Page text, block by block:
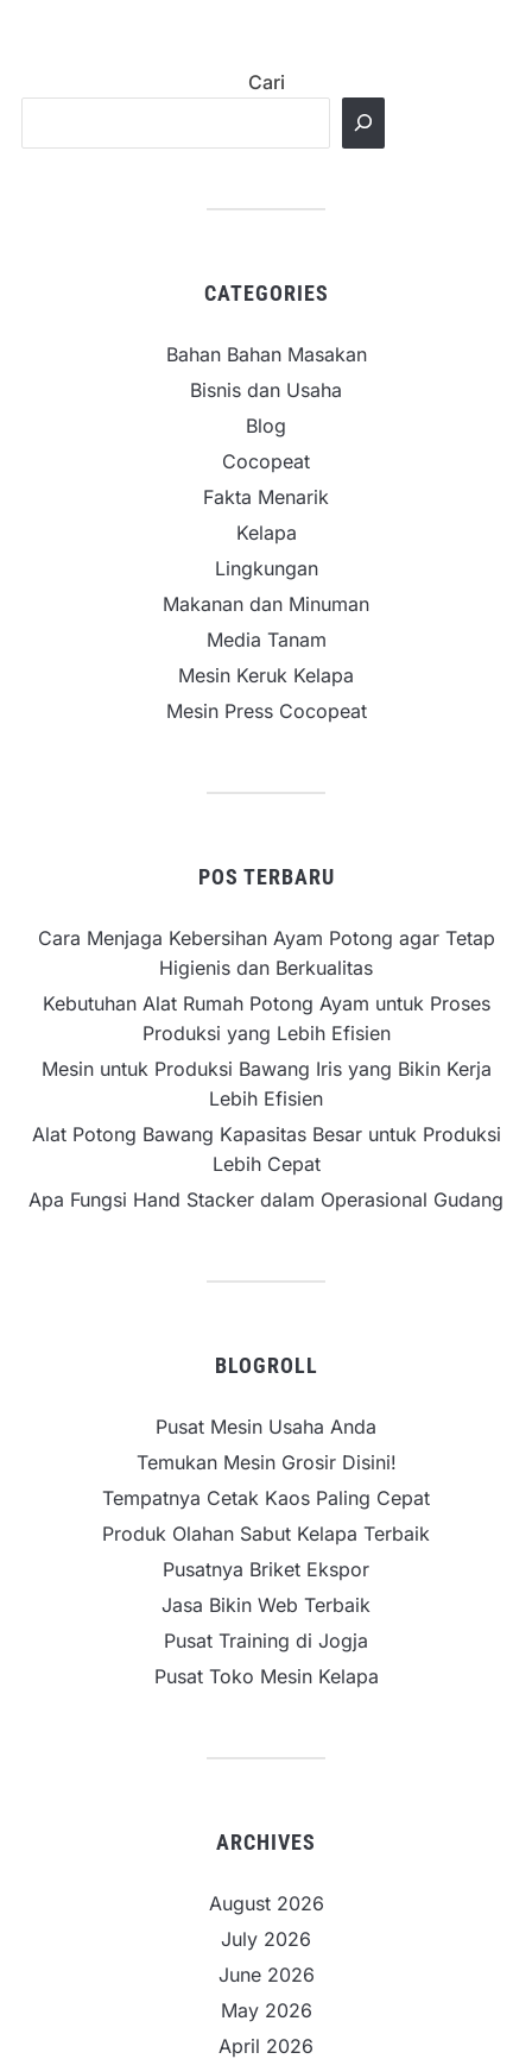
Cari
CATEGORIES
Bahan Bahan Masakan
Bisnis dan Usaha
Blog
Cocopeat
Fakta Menarik
Kelapa
Lingkungan
Makanan dan Minuman
Media Tanam
Mesin Keruk Kelapa
Mesin Press Cocopeat
POS TERBARU
Cara Menjaga Kebersihan Ayam Potong agar Tetap
Higienis dan Berkualitas
Kebutuhan Alat Rumah Potong Ayam untuk Proses
Produksi yang Lebih Efisien
Mesin untuk Produksi Bawang Iris yang Bikin Kerja
Lebih Efisien
Alat Potong Bawang Kapasitas Besar untuk Produksi
Lebih Cepat
Apa Fungsi Hand Stacker dalam Operasional Gudang
BLOGROLL
Pusat Mesin Usaha Anda
Temukan Mesin Grosir Disini!
Tempatnya Cetak Kaos Paling Cepat
Produk Olahan Sabut Kelapa Terbaik
Pusatnya Briket Ekspor
Jasa Bikin Web Terbaik
Pusat Training di Jogja
Pusat Toko Mesin Kelapa
ARCHIVES
August 2026
July 2026
June 2026
May 2026
April 2026